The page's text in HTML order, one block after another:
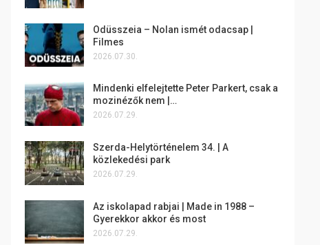
Odüsszeia – Nolan ismét odacsap |
Filmes
2026.07.30.
Mindenki elfelejtette Peter Parkert, csak a
mozinézők nem |…
2026.07.29.
Szerda-Helytörténelem 34. | A
közlekedési park
2026.07.29.
Az iskolapad rabjai | Made in 1988 –
Gyerekkor akkor és most
2026.07.29.